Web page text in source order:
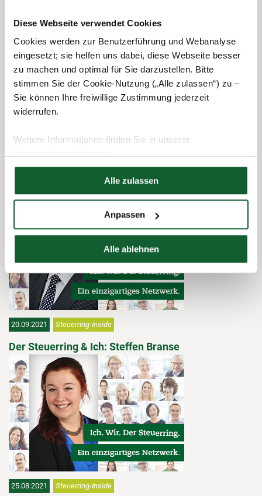
Diese Webseite verwendet Cookies
Cookies werden zur Benutzerführung und Webanalyse
eingesetzt; sie helfen uns dabei, diese Webseite besser
zu machen und optimal für Sie darzustellen. Bitte
stimmen Sie der Cookie-Nutzung („Alle zulassen“) zu –
Sie können Ihre freiwillige Zustimmung jederzeit
widerrufen.
Weitere Informationen finden Sie in unserer
Hier finden Sie unserImpressum
Alle zulassen
Anpassen
Alle ablehnen
Der Steuerring & Ich: Dirk Weber
Der Steuerring & Ich: Carola Kadow
20.09.2021 Steuerring-Inside
Der Steuerring & Ich: Steffen Branse
25.08.2021 Steuerring-Inside